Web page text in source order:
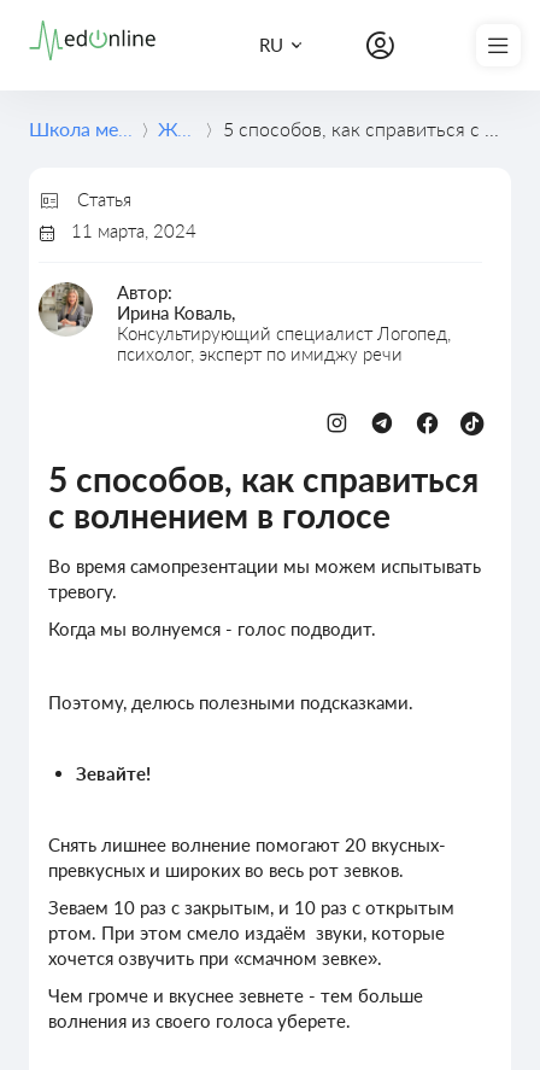
RU
Статья
11 марта, 2024
Автор:
Ирина Коваль,
Консультирующий специалист Логопед,
психолог, эксперт по имиджу речи
5 способов, как справиться
с волнением в голосе
Во время самопрезентации мы можем испытывать
тревогу.
Когда мы волнуемся - голос подводит.
Поэтому, делюсь полезными подсказками.
Зевайте!
Снять лишнее волнение помогают 20 вкусных-
превкусных и широких во весь рот зевков.
Зеваем 10 раз с закрытым, и 10 раз с открытым
ртом. При этом смело издаём звуки, которые
хочется озвучить при «смачном зевке».
Чем громче и вкуснее зевнете - тем больше
волнения из своего голоса уберете.